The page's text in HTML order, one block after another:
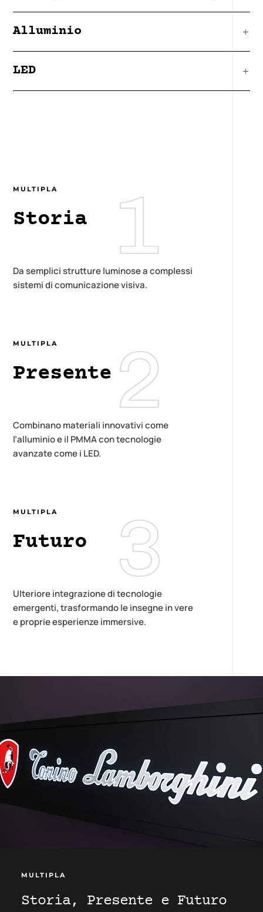
Alluminio
LED
MULTIPLA
Storia
Da semplici strutture luminose a complessi
sistemi di comunicazione visiva.
MULTIPLA
Presente
Combinano materiali innovativi come
l’alluminio e il PMMA con tecnologie
avanzate come i LED.
MULTIPLA
Futuro
Ulteriore integrazione di tecnologie
emergenti, trasformando le insegne in vere
e proprie esperienze immersive.
MULTIPLA
Storia, Presente e Futuro